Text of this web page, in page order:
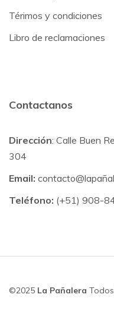
Térimos y condiciones
Libro de reclamaciones
Contactanos
Dirección: Calle Buen
304
Email:
Teléfono: (+51) 908-
©2025 La Pañalera